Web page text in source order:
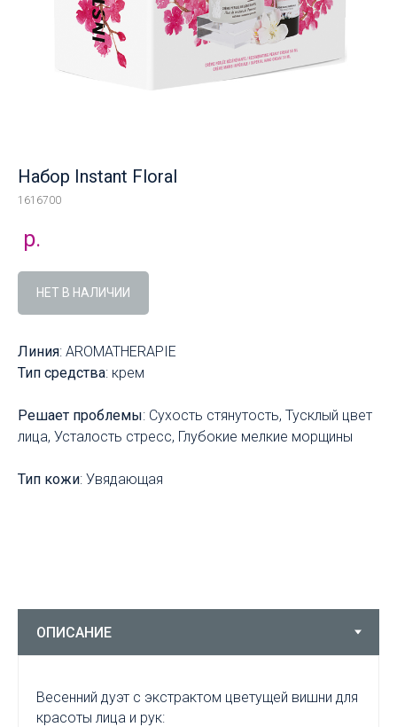
Набор Instant Floral
1616700
р.
НЕТ В НАЛИЧИИ
Линия: AROMATHERAPIE
Тип средства: крем
Решает проблемы: Сухость стянутость, Тусклый цвет
лица, Усталость стресс, Глубокие мелкие морщины
Тип кожи: Увядающая
Весенний дуэт с экстрактом цветущей вишни для
красоты лица и рук: